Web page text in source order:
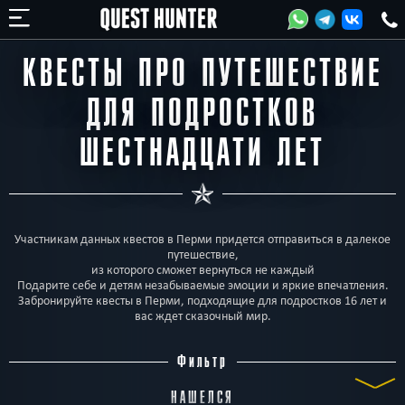
КВЕСТЫ ПРО ПУТЕШЕСТВИЕ
ДЛЯ ПОДРОСТКОВ
ШЕСТНАДЦАТИ ЛЕТ
Участникам данных квестов в Перми придется отправиться в далекое
путешествие,
из которого сможет вернуться не каждый
Подарите себе и детям незабываемые эмоции и яркие впечатления.
Забронируйте квесты в Перми, подходящие для подростков 16 лет и
вас ждет сказочный мир.
Фильтр
НАШЕЛСЯ